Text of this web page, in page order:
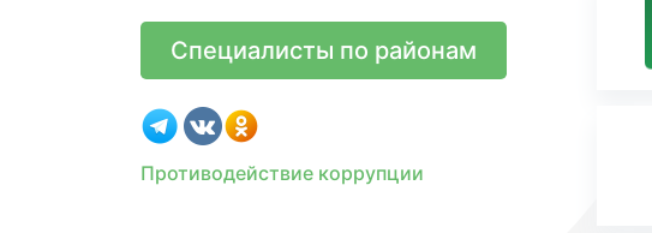
Специалисты по районам
Противодействие коррупции